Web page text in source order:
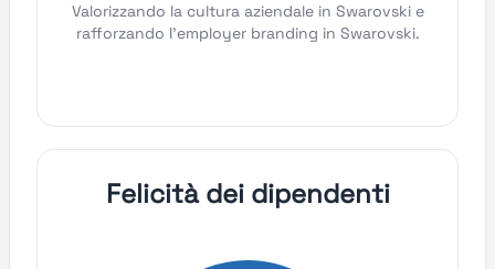
Valorizzando la cultura aziendale in Swarovski e
rafforzando l'employer branding in Swarovski.
Felicità dei dipendenti